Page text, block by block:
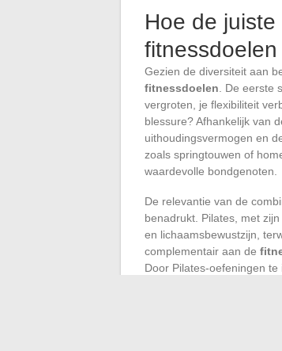
Hoe de
fitnessdoelen
Gezien de diversiteit aan
fitnessdoelen . De
vergroten, je flexibiliteit
blessure? Afhankelijk van
uithoudingsvermogen en
zoals springtouwen of
waardevolle bondgenoten.
De relevantie van de
benadrukt. Pilates, met
en lichaamsbewustzijn,
complementair aan de
Door Pilates-oefeningen